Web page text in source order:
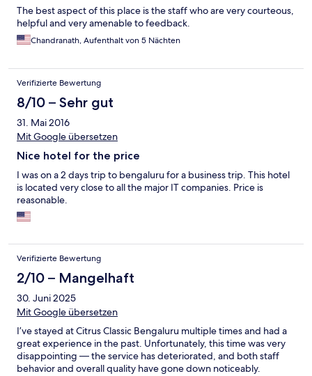
The best aspect of this place is the staff who are very courteous,
helpful and very amenable to feedback.
Chandranath, Aufenthalt von 5 Nächten
Verifizierte Bewertung
8/10 – Sehr gut
31. Mai 2016
Mit Google übersetzen
Nice hotel for the price
I was on a 2 days trip to bengaluru for a business trip. This hotel
is located very close to all the major IT companies. Price is
reasonable.
Verifizierte Bewertung
2/10 – Mangelhaft
30. Juni 2025
Mit Google übersetzen
I’ve stayed at Citrus Classic Bengaluru multiple times and had a
great experience in the past. Unfortunately, this time was very
disappointing — the service has deteriorated, and both staff
behavior and overall quality have gone down noticeably.